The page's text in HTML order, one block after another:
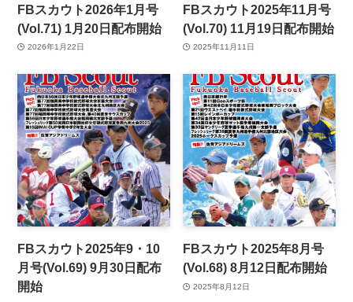
FBスカウト2026年1月号
(Vol.71) 1月20日配布開始
2026年1月22日
FBスカウト2025年11月号
(Vol.70) 11月19日配布開始
2025年11月11日
FBスカウト2025年9・10
月号(Vol.69) 9月30日配布
開始
FBスカウト2025年8月号
(Vol.68) 8月12日配布開始
2025年8月12日